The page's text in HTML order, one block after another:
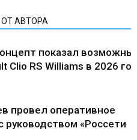
АВТОРА
показал
Clio RS Williams в 2026
провел оперативное
руководством «Россети